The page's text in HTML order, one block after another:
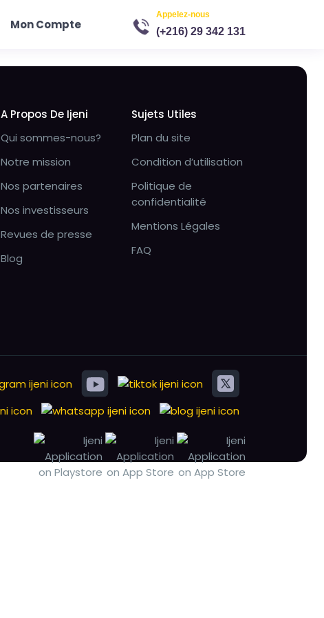
Mon Compte
Appelez-nous
(+216) 29 342 131
A Propos De Ijeni
Qui sommes-nous?
Notre mission
Nos partenaires
Nos investisseurs
Revues de presse
Blog
Sujets Utiles
Plan du site
Condition d’utilisation
Politique de
confidentialité
Mentions Légales
FAQ